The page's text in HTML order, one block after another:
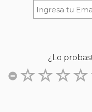
¿Lo